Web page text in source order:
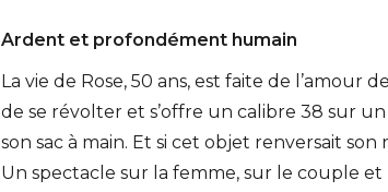
Ardent et profondément humain
La vie de Rose, 50 ans, est faite de l’amour
de se révolter et s’offre un calibre 38 sur
son sac à main. Et si cet objet renversait son
Un spectacle sur la femme, sur le couple